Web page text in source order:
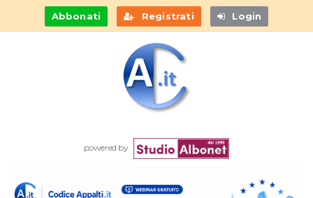
Abbonati Registrati Login
powered by